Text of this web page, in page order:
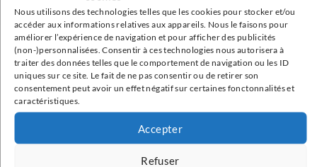
Nous utilisons des technologies telles que les cookies pour stocker et/ou
accéder aux informations relatives aux appareils. Nous le faisons pour
améliorer l’expérience de navigation et pour afficher des publicités
(non-)personnalisées. Consentir à ces technologies nous autorisera à
traiter des données telles que le comportement de navigation ou les ID
uniques sur ce site. Le fait de ne pas consentir ou de retirer son
consentement peut avoir un effet négatif sur certaines fonctonnalités et
caractéristiques.
Accepter
Refuser
DRYER THIN AIR.
Livraison Gratuite
En France métropolitaine à partir de 199€